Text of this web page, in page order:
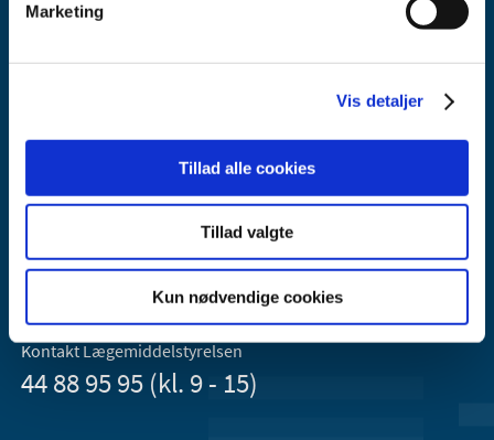
Marketing
Vis detaljer
Tillad alle cookies
Tillad valgte
Kun nødvendige cookies
Axel Heides Gade 1
Email:dkma@dkma.dk
Lægemiddelstyrelsen er en del af
Kontakt Lægemiddelstyrelsen
44 88 95 95 (kl. 9 - 15)